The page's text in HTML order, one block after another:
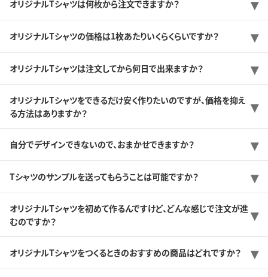
オリジナルTシャツは何枚から注文できますか？
オリジナルTシャツの価格は1枚あたりいくらくらいですか？
オリジナルTシャツは注文してから何日で出来ますか？
オリジナルTシャツをできるだけ安く作りたいのですが、価格を抑え
る方法はありますか？
自分でデザインできないので、おまかせできますか？
Tシャツのサンプルを送ってもらうことは可能ですか？
オリジナルTシャツを初めて作るんですけど、どんな感じで注文が進
むのですか？
オリジナルTシャツをつくるときのおすすめの商品はどれですか？